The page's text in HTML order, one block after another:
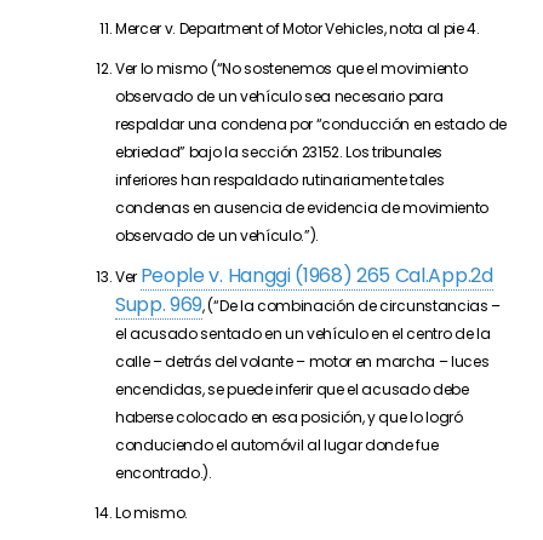
Mercer v. Department of Motor Vehicles, nota al pie 4.
Ver lo mismo (“No sostenemos que el movimiento
observado de un vehículo sea necesario para
respaldar una condena por “conducción en estado de
ebriedad” bajo la sección 23152. Los tribunales
inferiores han respaldado rutinariamente tales
condenas en ausencia de evidencia de movimiento
observado de un vehículo.”).
Ver People v. Hanggi (1968) 265 Cal.App.2d
Supp. 969, (“De la combinación de circunstancias –
el acusado sentado en un vehículo en el centro de la
calle – detrás del volante – motor en marcha – luces
encendidas, se puede inferir que el acusado debe
haberse colocado en esa posición, y que lo logró
conduciendo el automóvil al lugar donde fue
encontrado.).
Lo mismo.